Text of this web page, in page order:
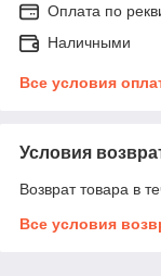
Оплата по
Наличными
Все условия
Условия
Возврат товара в
Все условия